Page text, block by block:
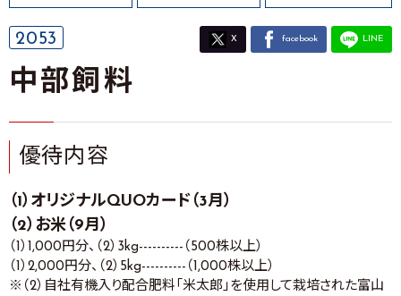
2053 X facebook LINE
中部飼料
優待内容
（1）オリジナルQUOカード（3月）
（2）お米（9月）
（1）1,000円分、（2）3kg----------（500株以上）
（1）2,000円分、（2）5kg----------（1,000株以上）
※（2）自社有機入り配合肥料「米太郎」を使用して栽培された富山